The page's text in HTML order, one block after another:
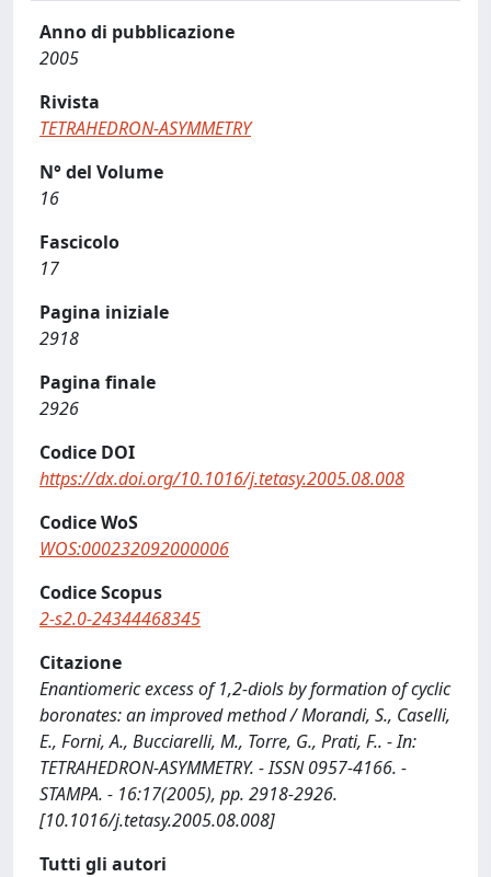
Anno di pubblicazione
2005
Rivista
TETRAHEDRON-ASYMMETRY
N° del Volume
16
Fascicolo
17
Pagina iniziale
2918
Pagina finale
2926
Codice DOI
https://dx.doi.org/10.1016/j.tetasy.2005.08.008
Codice WoS
WOS:000232092000006
Codice Scopus
2-s2.0-24344468345
Citazione
Enantiomeric excess of 1,2-diols by formation of cyclic
boronates: an improved method / Morandi, S., Caselli,
E., Forni, A., Bucciarelli, M., Torre, G., Prati, F.. - In:
TETRAHEDRON-ASYMMETRY. - ISSN 0957-4166. -
STAMPA. - 16:17(2005), pp. 2918-2926.
[10.1016/j.tetasy.2005.08.008]
Tutti gli autori